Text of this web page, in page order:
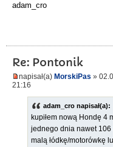
adam_cro
Re: Pontonik
napisał(a) MorskiPas »
21:16
adam_cro napisał(a):
kupiłem nową Hondę 4
jednego dnia nawet
malą łódkę/motorówkę